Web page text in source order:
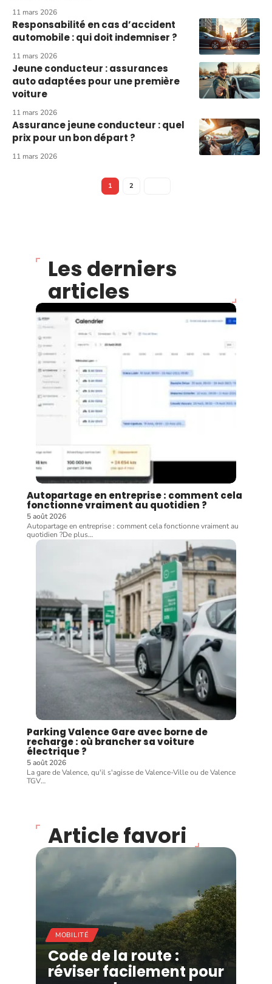
11 mars 2026
Responsabilité en cas d’accident
automobile : qui doit indemniser ?
11 mars 2026
Jeune conducteur : assurances
auto adaptées pour une première
voiture
11 mars 2026
Assurance jeune conducteur : quel
prix pour un bon départ ?
11 mars 2026
1 2
Les derniers
articles
Autopartage en entreprise : comment cela
fonctionne vraiment au quotidien ?
5 août 2026
Autopartage en entreprise : comment cela fonctionne vraiment au
quotidien ?De plus…
Parking Valence Gare avec borne de
recharge : où brancher sa voiture
électrique ?
5 août 2026
La gare de Valence, qu'il s'agisse de Valence-Ville ou de Valence
TGV…
Article favori
MOBILITÉ
Code de la route :
réviser facilement pour